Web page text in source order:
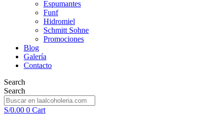
Espumantes
Funf
Hidromiel
Schmitt Sohne
Promociones
Blog
Galería
Contacto
Search
Search
S/0.00 0 Cart